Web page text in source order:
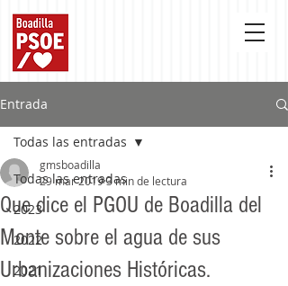
Entrada
Todas las entradas
2023
2022
2021
Todas las entradas
Que dice el PGOU de Boadilla del
Monte sobre el agua de sus
Urbanizaciones Históricas.
gmsboadilla
29 mar 20193 min de lectura